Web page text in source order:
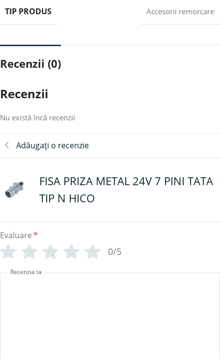
TIP PRODUS Accesorii remorcare
Recenzii (0)
Recenzii
Nu există încă recenzii
Adăugați o recenzie
FISA PRIZA METAL 24V 7 PINI TATA
TIP N HICO
Evaluare*
0/5
Recenzia ta